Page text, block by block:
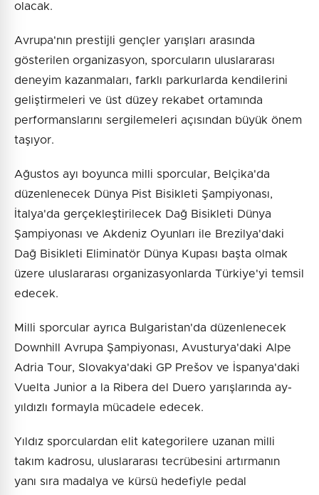
olacak.
Avrupa'nın prestijli gençler yarışları arasında
gösterilen organizasyon, sporcuların uluslararası
deneyim kazanmaları, farklı parkurlarda kendilerini
geliştirmeleri ve üst düzey rekabet ortamında
performanslarını sergilemeleri açısından büyük önem
taşıyor.
Ağustos ayı boyunca milli sporcular, Belçika'da
düzenlenecek Dünya Pist Bisikleti Şampiyonası,
İtalya'da gerçekleştirilecek Dağ Bisikleti Dünya
Şampiyonası ve Akdeniz Oyunları ile Brezilya'daki
Dağ Bisikleti Eliminatör Dünya Kupası başta olmak
üzere uluslararası organizasyonlarda Türkiye'yi temsil
edecek.
Milli sporcular ayrıca Bulgaristan'da düzenlenecek
Downhill Avrupa Şampiyonası, Avusturya'daki Alpe
Adria Tour, Slovakya'daki GP Prešov ve İspanya'daki
Vuelta Junior a la Ribera del Duero yarışlarında ay-
yıldızlı formayla mücadele edecek.
Yıldız sporculardan elit kategorilere uzanan milli
takım kadrosu, uluslararası tecrübesini artırmanın
yanı sıra madalya ve kürsü hedefiyle pedal